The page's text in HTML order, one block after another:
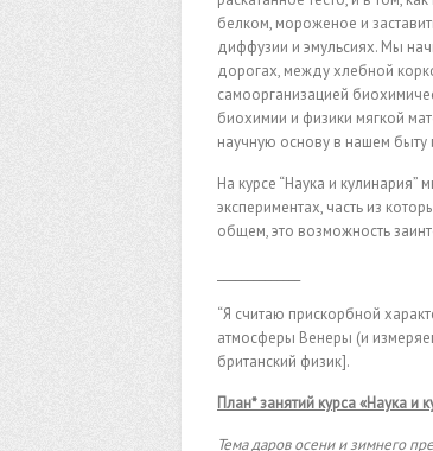
белком, мороженое и
диффузии и эмульсиях. Мы
дорогах, между хлебной
самоорганизацией
биохимии и физики мягкой
научную основу в нашем быту
На курсе “Наука и
экспериментах, часть из
общем, это возможность
“Я считаю прискорбной
атмосферы Венеры (и
британский физик].
План* занятий курса «Наука и
Тема даров осени и зимнего